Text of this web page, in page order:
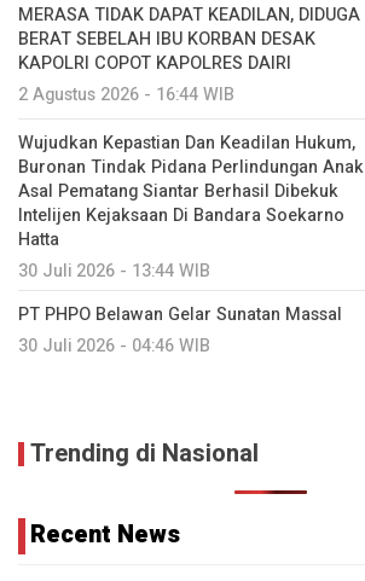
MERASA TIDAK DAPAT KEADILAN, DIDUGA
BERAT SEBELAH IBU KORBAN DESAK
KAPOLRI COPOT KAPOLRES DAIRI
2 Agustus 2026 - 16:44 WIB
Wujudkan Kepastian Dan Keadilan Hukum,
Buronan Tindak Pidana Perlindungan Anak
Asal Pematang Siantar Berhasil Dibekuk
Intelijen Kejaksaan Di Bandara Soekarno
Hatta
30 Juli 2026 - 13:44 WIB
PT PHPO Belawan Gelar Sunatan Massal
30 Juli 2026 - 04:46 WIB
Trending di Nasional
Recent News